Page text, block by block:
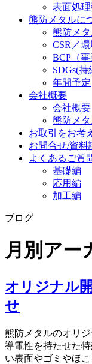
表面処
熊防メタルに
熊防メ
CSR／
BCP（事
SDGs(持
年間予定
会社概要
会社概要
熊防メ
お取引をお考
お問合せ/資料
よくあるご質
基礎編
応用編
加工編
ブログ
月別アー
オリジナル
せ
熊防メタルのオリ
導電性を持たせた
い表面やゴミやほ